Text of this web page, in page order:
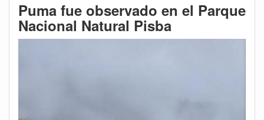
Puma fue observado en el Parque
Nacional Natural Pisba